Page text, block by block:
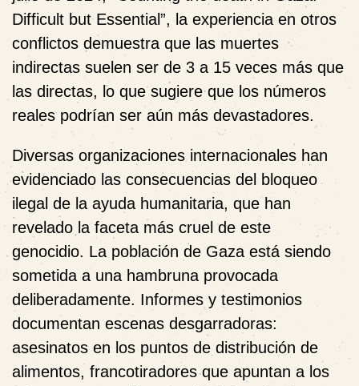
Difficult but Essential”, la experiencia en otros
conflictos demuestra que las muertes
indirectas suelen ser de 3 a 15 veces más que
las directas, lo que sugiere que los números
reales podrían ser aún más devastadores.
Diversas organizaciones internacionales han
evidenciado las consecuencias del bloqueo
ilegal de la ayuda humanitaria, que han
revelado la faceta más cruel de este
genocidio. La población de Gaza está siendo
sometida a una hambruna provocada
deliberadamente. Informes y testimonios
documentan escenas desgarradoras:
asesinatos en los puntos de distribución de
alimentos, francotiradores que apuntan a los